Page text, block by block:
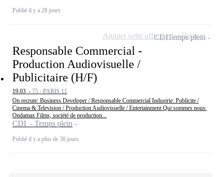
Publié il y a 28 jours
Responsable Commercial -
Production Audiovisuelle /
Publicitaire (H/F)
19.03 - 75 - PARIS 11
On recrute: Business Developer / Responsable Commercial Industrie: Publicite /
Cinema & Television / Production Audiovisuelle / Entertainment Qui sommes nous:
Ondamax Films, société de production...
CDI - Temps plein
Publié il y a plus de 30 jours
CDITemps plein
Ajouter cette offre à ma sélection